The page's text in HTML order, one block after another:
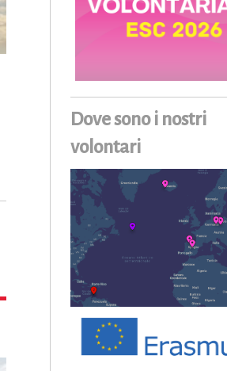
Dove sono i nostri
volontari